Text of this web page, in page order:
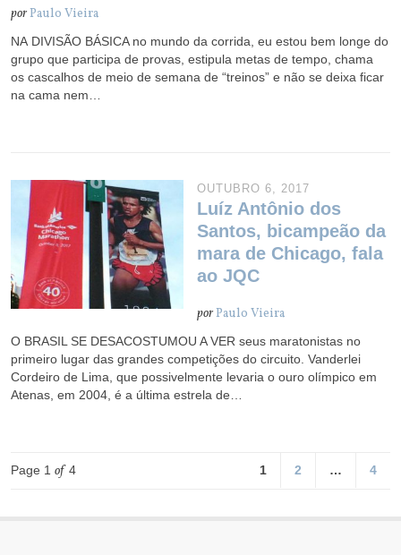
porPaulo Vieira
NA DIVISÃO BÁSICA no mundo da corrida, eu estou bem longe do
grupo que participa de provas, estipula metas de tempo, chama
os cascalhos de meio de semana de “treinos” e não se deixa ficar
na cama nem…
OUTUBRO 6, 2017
Luíz Antônio dos
Santos, bicampeão da
mara de Chicago, fala
ao JQC
porPaulo Vieira
O BRASIL SE DESACOSTUMOU A VER seus maratonistas no
primeiro lugar das grandes competições do circuito. Vanderlei
Cordeiro de Lima, que possivelmente levaria o ouro olímpico em
Atenas, em 2004, é a última estrela de…
Page 1of4 1 2 … 4